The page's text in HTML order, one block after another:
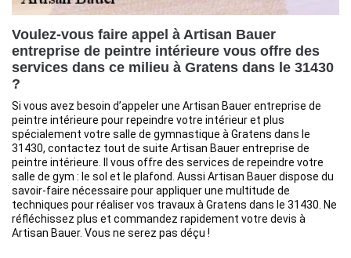
Voulez-vous faire appel à Artisan Bauer
entreprise de peintre intérieure vous offre des
services dans ce milieu à Gratens dans le 31430
?
Si vous avez besoin d’appeler une Artisan Bauer entreprise de
peintre intérieure pour repeindre votre intérieur et plus
spécialement votre salle de gymnastique à Gratens dans le
31430, contactez tout de suite Artisan Bauer entreprise de
peintre intérieure. Il vous offre des services de repeindre votre
salle de gym : le sol et le plafond. Aussi Artisan Bauer dispose du
savoir-faire nécessaire pour appliquer une multitude de
techniques pour réaliser vos travaux à Gratens dans le 31430. Ne
réfléchissez plus et commandez rapidement votre devis à
Artisan Bauer. Vous ne serez pas déçu !